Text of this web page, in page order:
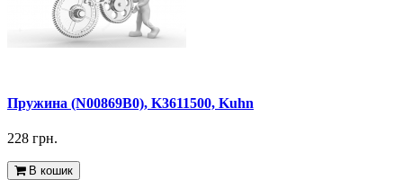
Пружина (N00869B0), K3611500, Kuhn
228 грн.
В кошик